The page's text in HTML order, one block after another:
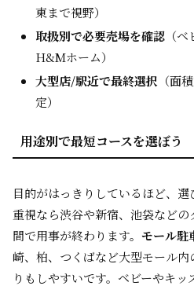
東まで視野）
取扱別で必要売場を確認 （
H&Mホーム）
大型店/駅近で最終選択 （面
定）
用途別で最短コースを選ぼう
目的がはっきりしているほど、
重視なら渋谷や新宿、池袋など
間で用事が終わります。 モール駐
崎、柏、つくばなど大型モール
りもしやすいです。ベビーやキッ